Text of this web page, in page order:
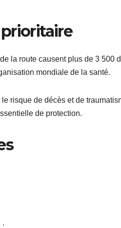
la route causent plus de 3 500
mondiale de la santé.
risque de décès et de
de protection.
;